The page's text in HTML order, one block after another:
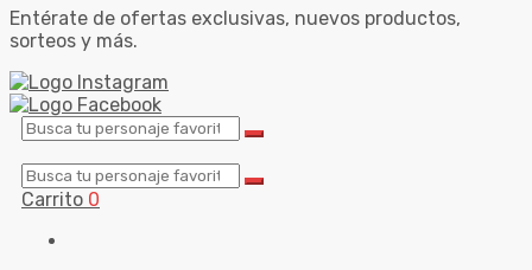
Entérate de ofertas exclusivas, nuevos productos,
sorteos y más.
Carrito 0